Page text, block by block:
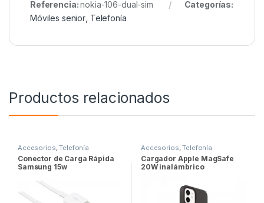
Referencia:nokia-106-dual-sim
Categorías:
Móviles senior Telefonía
Productos relacionados
Accesorios,Telefonía
Conector de Carga Rápida
Samsung 15w
Accesorios,Telefonía
Cargador Apple MagSafe
20W inalámbrico